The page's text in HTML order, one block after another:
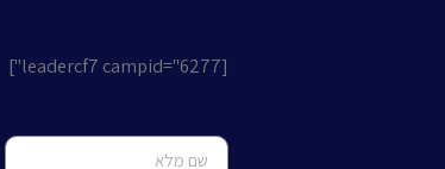
[leadercf7 campid="6277"]